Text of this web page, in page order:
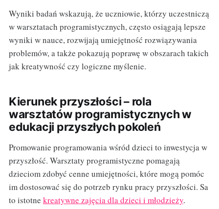
Wyniki badań wskazują, że uczniowie, którzy uczestniczą
w warsztatach programistycznych, często osiągają lepsze
wyniki w nauce, rozwijają umiejętność rozwiązywania
problemów, a także pokazują poprawę w obszarach takich
jak kreatywność czy logiczne myślenie.
Kierunek przyszłości – rola
warsztatów programistycznych w
edukacji przyszłych pokoleń
Promowanie programowania wśród dzieci to inwestycja w
przyszłość. Warsztaty programistyczne pomagają
dzieciom zdobyć cenne umiejętności, które mogą pomóc
im dostosować się do potrzeb rynku pracy przyszłości. Sa
to istotne kreatywne zajęcia dla dzieci i młodzieży.